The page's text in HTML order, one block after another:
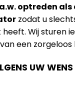
optreden als
zodat u
Wij sturen
een
UW WENS